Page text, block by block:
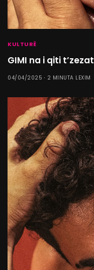
KULTURË
GIMI na i qiti
04/04/2025 2 MINUTA LEXIM